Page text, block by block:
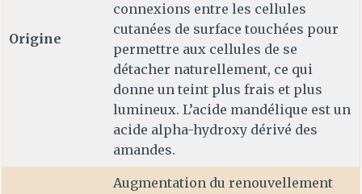
Origine
connexions entre les cellules
cutanées de surface touchées pour
permettre aux cellules de se
détacher naturellement, ce qui
donne un teint plus frais et plus
lumineux. L’acide mandélique est un
acide alpha-hydroxy dérivé des
amandes.
Augmentation du renouvellement